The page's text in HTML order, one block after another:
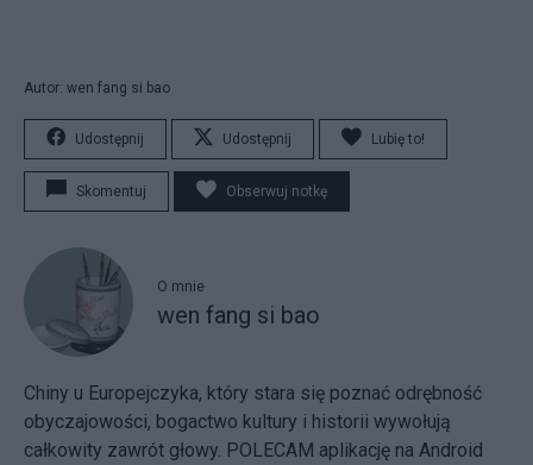
Autor: wen fang si bao
Udostępnij Udostępnij Lubię to!
Skomentuj Obserwuj notkę
O mnie
wen fang si bao
Chiny u Europejczyka, który stara się poznać odrębność
obyczajowości, bogactwo kultury i historii wywołują
całkowity zawrót głowy. POLECAM aplikację na Android